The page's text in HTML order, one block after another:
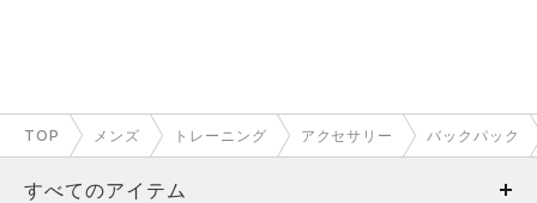
TOP メンズ トレーニング アクセサリー バックパック
すべてのアイテム